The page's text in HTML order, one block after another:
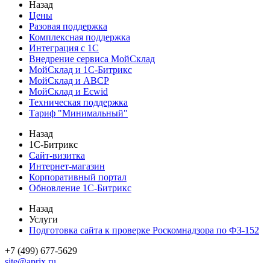
Назад
Цены
Разовая поддержка
Комплексная поддержка
Интеграция с 1С
Внедрение сервиса МойСклад
МойСклад и 1С-Битрикс
МойСклад и ABCP
МойСклад и Ecwid
Техническая поддержка
Тариф "Минимальный"
Назад
1С-Битрикс
Сайт-визитка
Интернет-магазин
Корпоративный портал
Обновление 1С-Битрикс
Назад
Услуги
Подготовка сайта к проверке Роскомнадзора по ФЗ-152
+7 (499) 677-5629